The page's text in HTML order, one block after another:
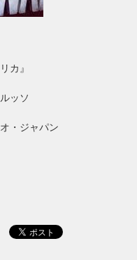
カ』
ッソ
・ジャパン